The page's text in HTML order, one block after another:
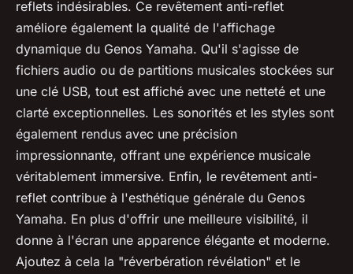
reflets indésirables. Ce revêtement anti-reflet
améliore également la qualité de l'affichage
dynamique du Genos Yamaha. Qu'il s'agisse de
fichiers audio ou de partitions musicales stockées sur
une clé USB, tout est affiché avec une netteté et une
clarté exceptionnelles. Les sonorités et les styles sont
également rendus avec une précision
impressionnante, offrant une expérience musicale
véritablement immersive. Enfin, le revêtement anti-
reflet contribue à l'esthétique générale du Genos
Yamaha. En plus d'offrir une meilleure visibilité, il
donne à l'écran une apparence élégante et moderne.
Ajoutez à cela la "réverbération révélation" et le